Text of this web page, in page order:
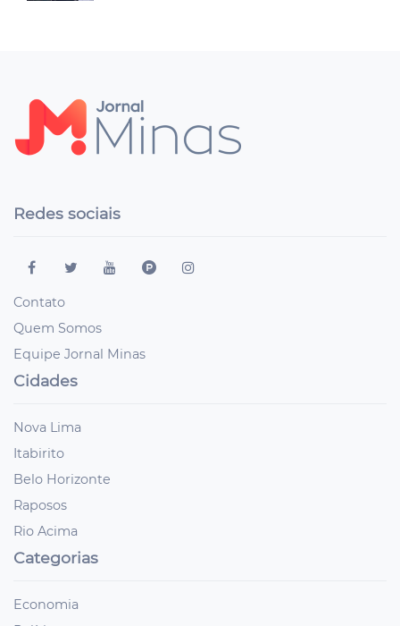
Redes sociais
Contato
Quem Somos
Equipe Jornal Minas
Cidades
Nova Lima
Itabirito
Belo Horizonte
Raposos
Rio Acima
Categorias
Economia